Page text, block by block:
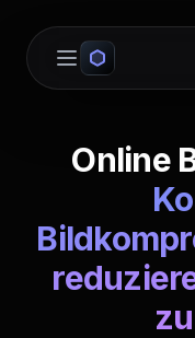
Open main
Online